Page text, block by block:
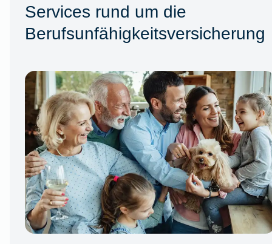
Services rund um die
Berufsunfähigkeitsversicherung